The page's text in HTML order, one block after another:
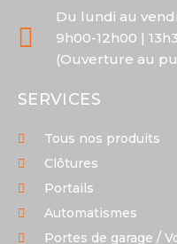
Du lundi au
9h00-12h00 |
(Ouverture au
SERVICES
Tous nos produits
Clôtures
Portails
Automatismes
Portes de garage /